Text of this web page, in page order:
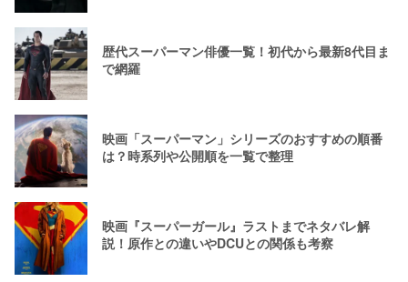
歴代スーパーマン俳優一覧！初代から最新8代目ま
で網羅
映画「スーパーマン」シリーズのおすすめの順番
は？時系列や公開順を一覧で整理
映画『スーパーガール』ラストまでネタバレ解
説！原作との違いやDCUとの関係も考察